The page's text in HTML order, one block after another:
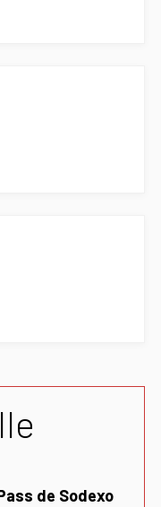
de Sodexo